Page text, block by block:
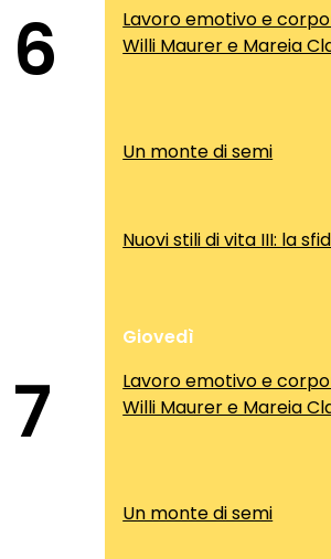
6
Lavoro emotivo e
Willi Maurer e Mareia
Un monte di semi
Nuovi stili di vita III: la
7
Giovedì
Lavoro emotivo e
Willi Maurer e Mareia
Un monte di semi